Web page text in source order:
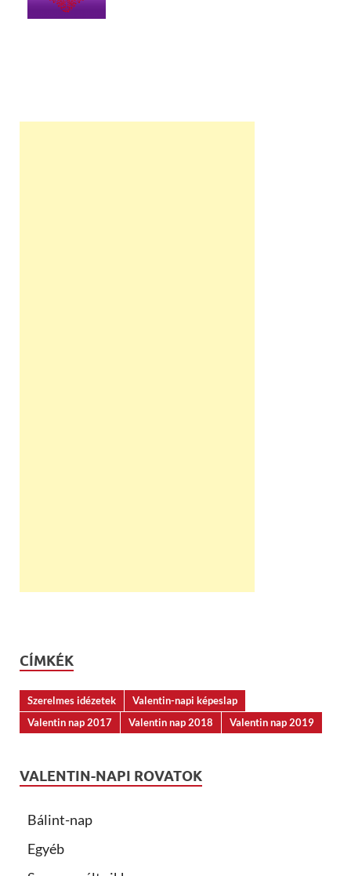
CÍMKÉK
Szerelmes idézetek
Valentin-napi képeslap
Valentin nap 2017
Valentin nap 2018 Valentin nap 2019
VALENTIN-NAPI ROVATOK
Bálint-nap
Egyéb